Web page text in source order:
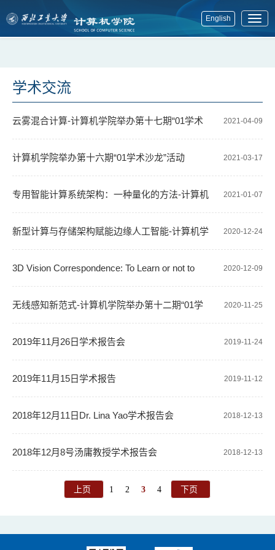
English
展
学术交流
2021-04-09
云雾混合计算-计算机学院举办第十七期“01学术
沙龙”活动 2021-03-17
计算机学院举办第十六期“01学术沙龙”活动
2021-01-07
专用智能计算系统架构：一种量化的方法-计算机
学院举办第十五期“01学术沙龙”活动 2020-12-24
新型计算与存储架构赋能边缘人工智能-计算机学
院举办第十四期“01学术沙龙” 2020-12-09
3D Vision Correspondence: To Learn or not to
Learn？-计算机学院举办第十三期“01学术沙龙”活动 2020-11-25
无线感知新范式-计算机学院举办第十二期“01学
术沙龙”活动 2019-11-24
2019年11月26日学术报告会
2019-11-12
2019年11月15日学术报告
2018-12-13
2018年12月11日Dr. Lina Yao学术报告会
2018-12-13
2018年12月8号汤庸教授学术报告会
上页 1 2 3 4 下页